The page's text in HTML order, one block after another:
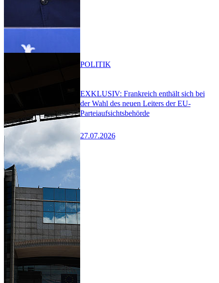
EXKLUSIV: Frankreich enthält sich bei
der Wahl des neuen Leiters der EU-
Parteiaufsichtsbehörde
27.07.2026
POLITIK